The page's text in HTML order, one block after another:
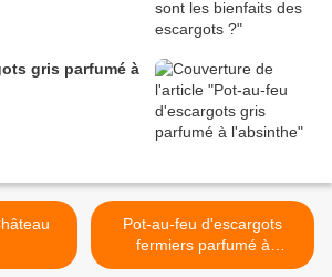
gris parfumé à
Pot-au-feu d'escargots
fermiers parfumé à
l'absinthe >